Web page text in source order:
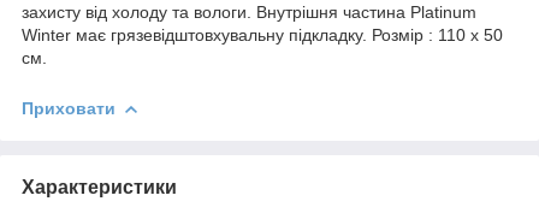
захисту від холоду та вологи. Внутрішня частина Platinum
Winter має грязевідштовхувальну підкладку. Розмір : 110 х 50
см.
Приховати
Характеристики